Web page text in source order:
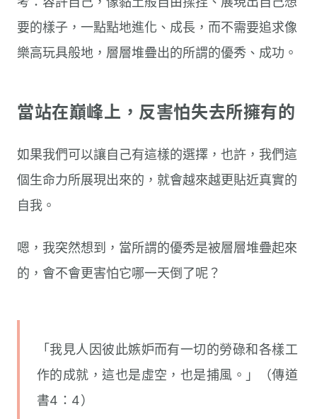
要的樣子，一點點地進化、成長，而不需要追求像
樂高玩具般地，層層堆疊出的所謂的優秀、成功。
當站在巔峰上，反害怕失去所擁有的
如果我們可以讓自己有這樣的選擇，也許，我們這
個生命力所展現出來的，就會越來越更貼近真實的
自我。
嗯，我突然想到，當所謂的優秀是被層層堆疊起來
的，會不會更害怕它哪一天倒了呢？
「我見人因彼此嫉妒而有一切的勞碌和各樣工
作的成就，這也是虛空，也是捕風。」（傳道
書4：4）